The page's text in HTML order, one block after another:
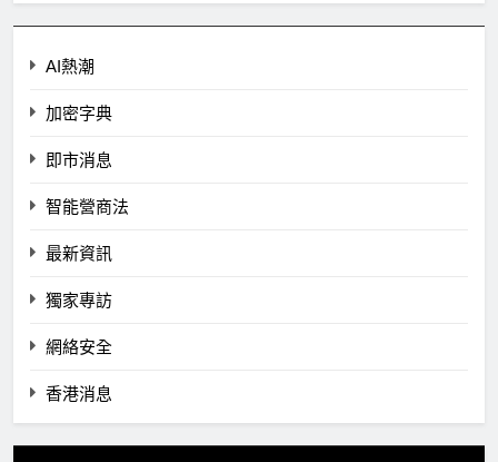
AI熱潮
加密字典
即市消息
智能營商法
最新資訊
獨家專訪
網絡安全
香港消息